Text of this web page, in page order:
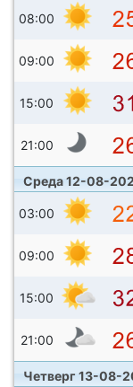
08:00
09:00
15:00
21:00
Среда 12-08-
03:00
09:00
15:00
21:00
Четверг 13-08-